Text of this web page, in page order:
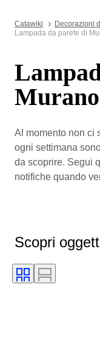
Catawiki Decorazioni
Lampada da parete di
Murano
Al momento non ci
ogni settimana
da scoprire. Segui
notifiche quando
Scopri